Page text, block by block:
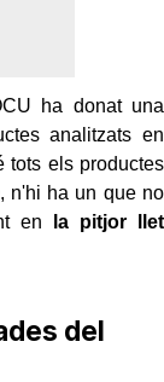
ha donat una
analitzats en
tots els productes
n'hi ha un que no
en la pitjor llet
del